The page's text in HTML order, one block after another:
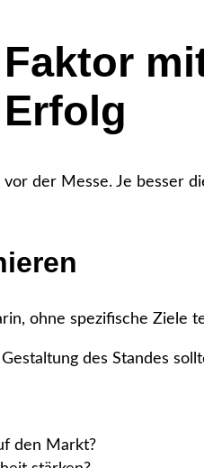
der Messe. Je besser
ohne spezifische Ziele
des Standes
den Markt?